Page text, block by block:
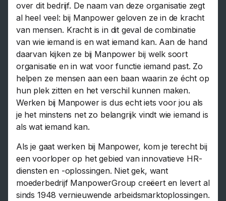
over dit bedrijf. De naam van deze organisatie zegt
al heel veel: bij Manpower geloven ze in de kracht
van mensen. Kracht is in dit geval de combinatie
van wie iemand is en wat iemand kan. Aan de hand
daarvan kijken ze bij Manpower bij welk soort
organisatie en in wat voor functie iemand past. Zo
helpen ze mensen aan een baan waarin ze écht op
hun plek zitten en het verschil kunnen maken.
Werken bij Manpower is dus echt iets voor jou als
je het minstens net zo belangrijk vindt wie iemand is
als wat iemand kan.
Als je gaat werken bij Manpower, kom je terecht bij
een voorloper op het gebied van innovatieve HR-
diensten en -oplossingen. Niet gek, want
moederbedrijf ManpowerGroup creëert en levert al
sinds 1948 vernieuwende arbeidsmarktoplossingen.